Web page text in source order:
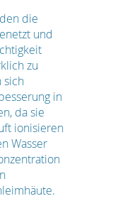
die
und
zu
sich
in
da sie
ionisieren
Wasser